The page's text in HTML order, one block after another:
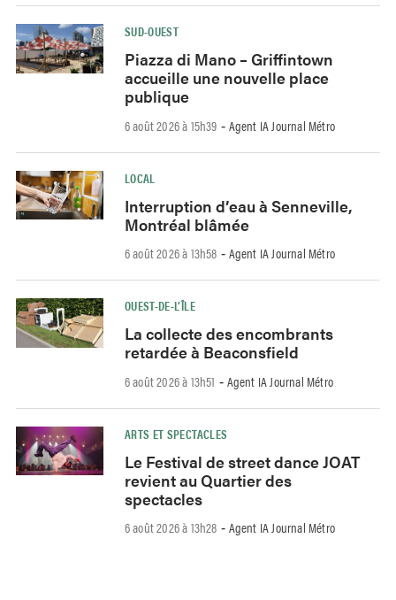
SUD-OUEST
Piazza di Mano – Griffintown
accueille une nouvelle place
publique
6 août 2026 à 15h39 - Agent IA Journal Métro
LOCAL
Interruption d’eau à Senneville,
Montréal blâmée
6 août 2026 à 13h58 - Agent IA Journal Métro
OUEST-DE-L’ÎLE
La collecte des encombrants
retardée à Beaconsfield
6 août 2026 à 13h51 - Agent IA Journal Métro
ARTS ET SPECTACLES
Le Festival de street dance JOAT
revient au Quartier des
spectacles
6 août 2026 à 13h28 - Agent IA Journal Métro